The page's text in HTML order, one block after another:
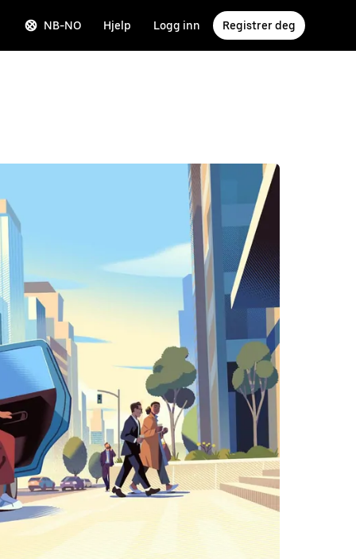
NB-NO Hjelp Logg inn Registrer deg